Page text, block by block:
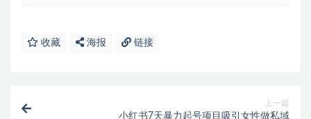
收藏 海报 链接
上一篇
小红书7天暴力起号项目吸引女性做私域